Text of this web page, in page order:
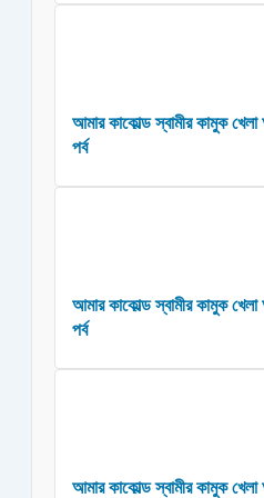
আমার কাকোল্ড স্বামীর কামুক
পর্ব
আমার কাকোল্ড স্বামীর কামুক
পর্ব
আমার কাকোল্ড স্বামীর কামুক